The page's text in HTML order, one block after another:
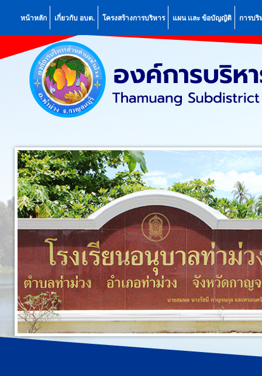
หน้าหลัก เกี่ยวกับ อบต. โครงสร้างการบริหาร แผน เเละ ข้อบัญญัติ การบริ